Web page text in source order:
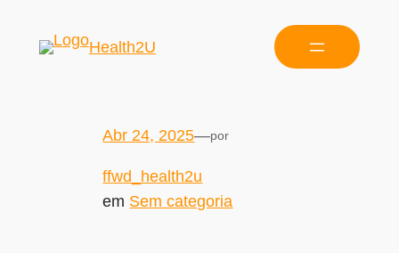
Health2U
Abr 24, 2025—por
ffwd_health2u
em Sem categoria